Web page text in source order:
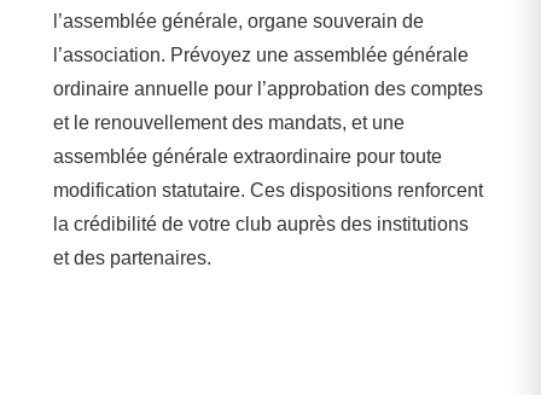
l’assemblée générale, organe souverain de
l’association. Prévoyez une assemblée générale
ordinaire annuelle pour l’approbation des comptes
et le renouvellement des mandats, et une
assemblée générale extraordinaire pour toute
modification statutaire. Ces dispositions renforcent
la crédibilité de votre club auprès des institutions
et des partenaires.